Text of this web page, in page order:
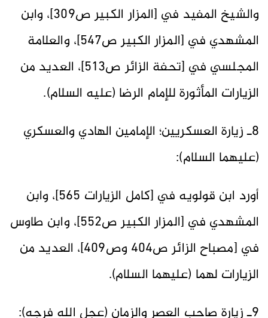
والشيخ المفيد في [المزار الكبير ص309]، وابن
المشهدي في [المزار الكبير ص547]، والعلامة
المجلسي في [تحفة الزائر ص513]، العديد من
الزيارات المأثورة للإمام الرضا (عليه السلام).
8ـ زيارة العسكريين؛ الإمامين الهادي والعسكري
(عليهما السلام):
أورد ابن قولويه في [كامل الزيارات 565]، وابن
المشهدي في [المزار الكبير ص552]، وابن طاوس
في [مصباح الزائر ص404 وص409]، العديد من
الزيارات لهما (عليهما السلام).
9ـ زيارة صاحب العصر والزمان (عجل الله فرجه):